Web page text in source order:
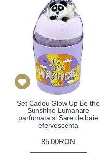
Set Cadou Glow Up Be the
Sunshine Lumanare
parfumata si Sare de baie
efervescenta
85,00RON